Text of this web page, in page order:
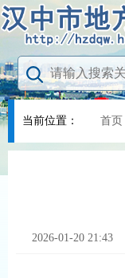
当前位置： 首页
2026-01-20 21:43